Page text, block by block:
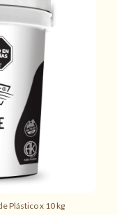
Plástico x 10 kg